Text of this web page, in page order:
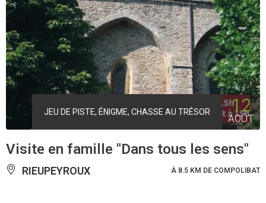
JEU DE PISTE, ÉNIGME, CHASSE AU TRÉSOR 12
AOÛT
Visite en famille "Dans tous les sens"
RIEUPEYROUX À 8.5 KM DE COMPOLIBAT